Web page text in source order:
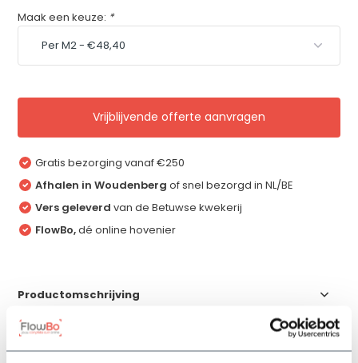
Maak een keuze: *
Vrijblijvende offerte aanvragen
Gratis bezorging vanaf €250
Afhalen in Woudenberg of snel bezorgd in NL/BE
Vers geleverd van de Betuwse kwekerij
FlowBo,dé online hovenier
Productomschrijving